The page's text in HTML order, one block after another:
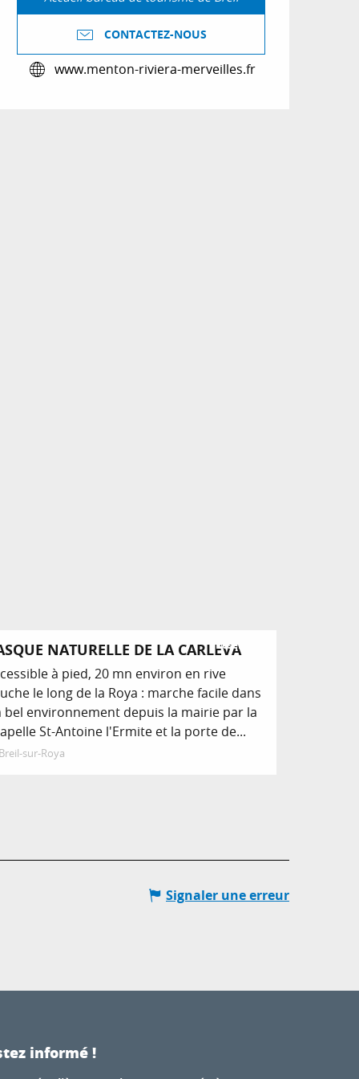
CONTACTEZ-NOUS
www.menton-riviera-merveilles.fr
NATURELLE DE LA CARLEVA
à pied, 20 mn environ en rive
le long de la Roya : marche facile dans
bel environnement depuis la mairie par la
St-Antoine l'Ermite et la porte de...
Breil-sur-Roya
Réservable
Signaler une erreur
informé !